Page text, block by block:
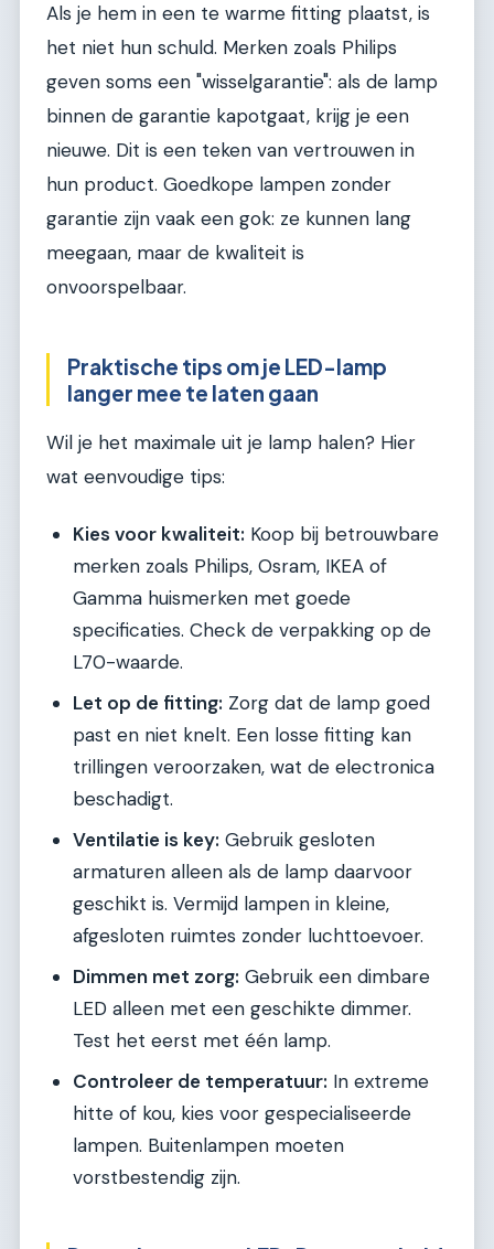
Als je hem in een te warme fitting plaatst, is
het niet hun schuld. Merken zoals Philips
geven soms een "wisselgarantie": als de lamp
binnen de garantie kapotgaat, krijg je een
nieuwe. Dit is een teken van vertrouwen in
hun product. Goedkope lampen zonder
garantie zijn vaak een gok: ze kunnen lang
meegaan, maar de kwaliteit is
onvoorspelbaar.
Praktische tips om je LED-lamp
langer mee te laten gaan
Wil je het maximale uit je lamp halen? Hier
wat eenvoudige tips:
Kies voor kwaliteit: Koop bij betrouwbare
merken zoals Philips, Osram, IKEA of
Gamma huismerken met goede
specificaties. Check de verpakking op de
L70-waarde.
Let op de fitting: Zorg dat de lamp goed
past en niet knelt. Een losse fitting kan
trillingen veroorzaken, wat de electronica
beschadigt.
Ventilatie is key: Gebruik gesloten
armaturen alleen als de lamp daarvoor
geschikt is. Vermijd lampen in kleine,
afgesloten ruimtes zonder luchttoevoer.
Dimmen met zorg: Gebruik een dimbare
LED alleen met een geschikte dimmer.
Test het eerst met één lamp.
Controleer de temperatuur: In extreme
hitte of kou, kies voor gespecialiseerde
lampen. Buitenlampen moeten
vorstbestendig zijn.